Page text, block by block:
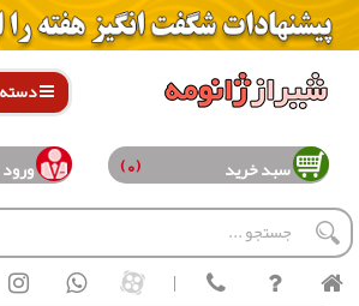
دسته
سبد خرید ورود /